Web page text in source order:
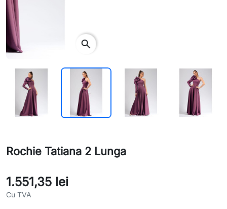
Rochie Tatiana 2 Lunga
1.551,35 lei
Cu TVA